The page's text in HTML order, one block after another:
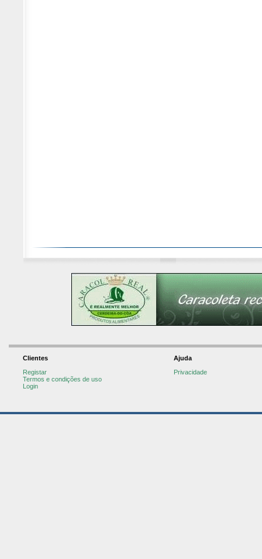
Clientes
Registar
Termos e condições de uso
Login
Ajuda
Privacidade